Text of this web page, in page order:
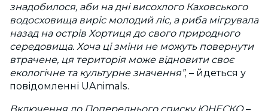
знадобилося, аби на дні висохлого Каховського
водосховища виріс молодий ліс, а риба мігрувала
назад на острів Хортиця до свого природного
середовища. Хоча ці зміни не можуть повернути
втрачене, ця територія може відновити своє
екологічне та культурне значення”, – йдеться у
повідомленні UAnimals.